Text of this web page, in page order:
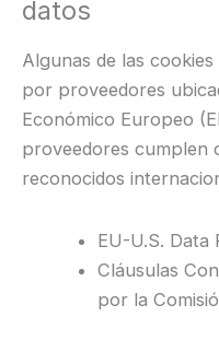
datos
Algunas de las
por proveedores
Económico Europeo
proveedores cumplen
reconocidos
EU-U.S. Data
Cláusulas
por la